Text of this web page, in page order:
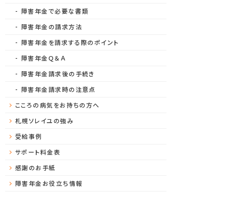
障害年金で必要な書類
障害年金の請求方法
障害年金を請求する際のポイント
障害年金Ｑ＆Ａ
障害年金請求後の手続き
障害年金請求時の注意点
こころの病気をお持ちの方へ
札幌ソレイユの強み
受給事例
サポート料金表
感謝のお手紙
障害年金お役立ち情報